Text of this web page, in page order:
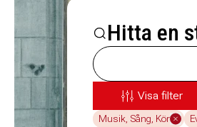
Hitta en
Visa filter
Musik, Sång, Kör